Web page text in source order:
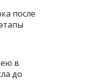
после
в
до